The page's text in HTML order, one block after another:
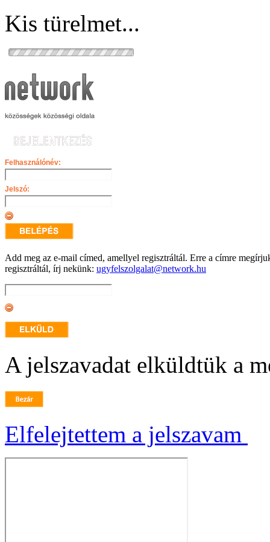
Kis türelmet...
Felhasználónév:
Jelszó:
Add meg az e-mail címed, amellyel regisztráltál. Erre a címre
regisztráltál, írj nekünk: ugyfelszolgalat@network.hu
A jelszavadat elküldtük a
Elfelejtettem a jelszavam